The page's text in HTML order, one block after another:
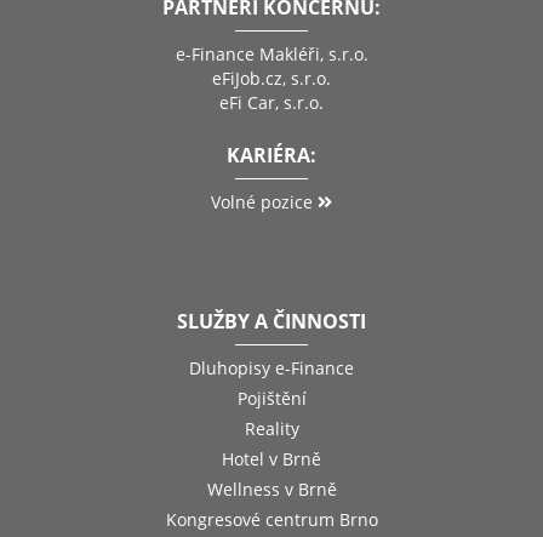
PARTNEŘI KONCERNU:
e-Finance Makléři, s.r.o.
eFiJob.cz, s.r.o.
eFi Car, s.r.o.
KARIÉRA:
Volné pozice
SLUŽBY A ČINNOSTI
Dluhopisy e-Finance
Pojištění
Reality
Hotel v Brně
Wellness v Brně
Kongresové centrum Brno